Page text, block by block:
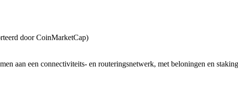
door CoinMarketCap)
aan een connectiviteits- en routeringsnetwerk, met beloningen en staking